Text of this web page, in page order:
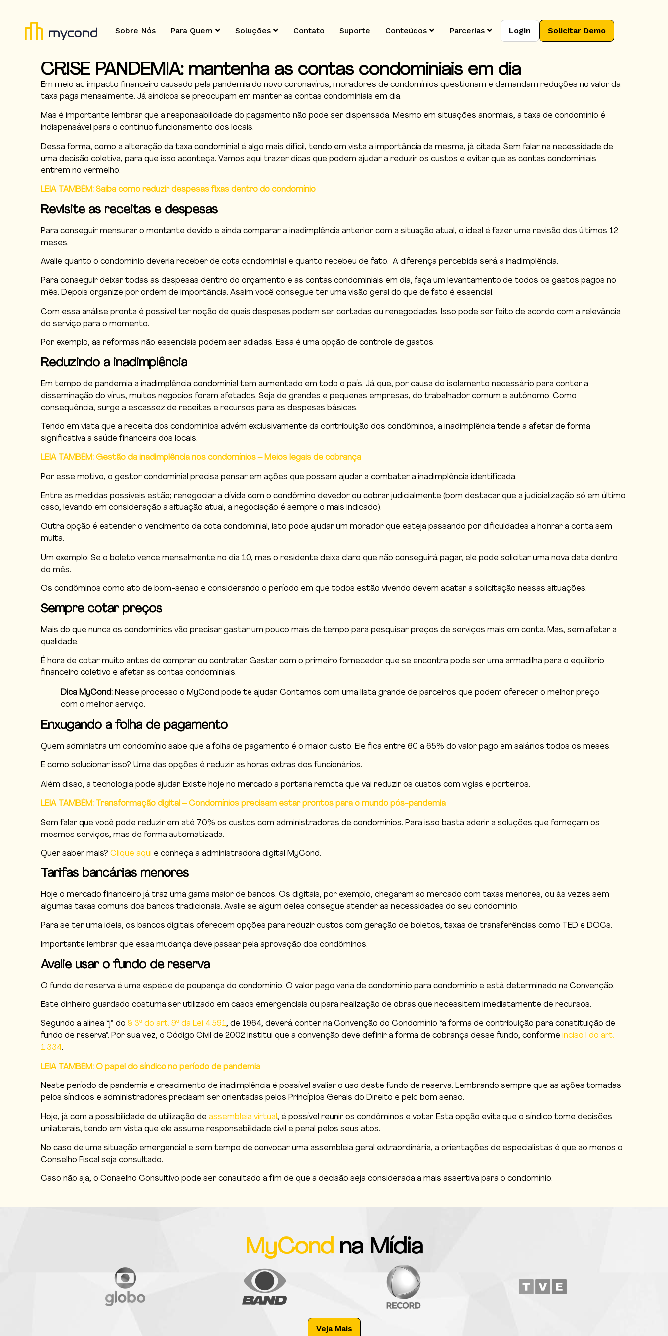
Sobre Nós Para Quem Soluções Contato Suporte Conteúdos Parcerias Login Solicitar Demo
CRISE PANDEMIA: mantenha as contas condominiais em dia
Em meio ao impacto financeiro causado pela pandemia do novo coronavírus, moradores de condomínios questionam e demandam reduções no valor da
taxa paga mensalmente. Já síndicos se preocupam em manter as contas condominiais em dia.
Mas é importante lembrar que a responsabilidade do pagamento não pode ser dispensada. Mesmo em situações anormais, a taxa de condomínio é
indispensável para o contínuo funcionamento dos locais.
Dessa forma, como a alteração da taxa condominial é algo mais difícil, tendo em vista a importância da mesma, já citada. Sem falar na necessidade de
uma decisão coletiva, para que isso aconteça. Vamos aqui trazer dicas que podem ajudar a reduzir os custos e evitar que as contas condominiais
entrem no vermelho.
LEIA TAMBÉM: Saiba como reduzir despesas fixas dentro do condomínio
Revisite as receitas e despesas
Para conseguir mensurar o montante devido e ainda comparar a inadimplência anterior com a situação atual, o ideal é fazer uma revisão dos últimos 12
meses.
Avalie quanto o condomínio deveria receber de cota condominial e quanto recebeu de fato. A diferença percebida será a inadimplência.
Para conseguir deixar todas as despesas dentro do orçamento e as contas condominiais em dia, faça um levantamento de todos os gastos pagos no
mês. Depois organize por ordem de importância. Assim você consegue ter uma visão geral do que de fato é essencial.
Com essa análise pronta é possível ter noção de quais despesas podem ser cortadas ou renegociadas. Isso pode ser feito de acordo com a relevância
do serviço para o momento.
Por exemplo, as reformas não essenciais podem ser adiadas. Essa é uma opção de controle de gastos.
Reduzindo a inadimplência
Em tempo de pandemia a inadimplência condominial tem aumentado em todo o país. Já que, por causa do isolamento necessário para conter a
disseminação do vírus, muitos negócios foram afetados. Seja de grandes e pequenas empresas, do trabalhador comum e autônomo. Como
consequência, surge a escassez de receitas e recursos para as despesas básicas.
Tendo em vista que a receita dos condomínios advém exclusivamente da contribuição dos condôminos, a inadimplência tende a afetar de forma
significativa a saúde financeira dos locais.
LEIA TAMBÉM: Gestão da inadimplência nos condomínios – Meios legais de cobrança
Por esse motivo, o gestor condominial precisa pensar em ações que possam ajudar a combater a inadimplência identificada.
Entre as medidas possíveis estão; renegociar a dívida com o condômino devedor ou cobrar judicialmente (bom destacar que a judicialização só em último
caso, levando em consideração a situação atual, a negociação é sempre o mais indicado).
Outra opção é estender o vencimento da cota condominial, isto pode ajudar um morador que esteja passando por dificuldades a honrar a conta sem
multa.
Um exemplo: Se o boleto vence mensalmente no dia 10, mas o residente deixa claro que não conseguirá pagar, ele pode solicitar uma nova data dentro
do mês.
Os condôminos como ato de bom-senso e considerando o período em que todos estão vivendo devem acatar a solicitação nessas situações.
Sempre cotar preços
Mais do que nunca os condomínios vão precisar gastar um pouco mais de tempo para pesquisar preços de serviços mais em conta. Mas, sem afetar a
qualidade.
É hora de cotar muito antes de comprar ou contratar. Gastar com o primeiro fornecedor que se encontra pode ser uma armadilha para o equilíbrio
financeiro coletivo e afetar as contas condominiais.
Dica MyCond: Nesse processo o MyCond pode te ajudar. Contamos com uma lista grande de parceiros que podem oferecer o melhor preço
com o melhor serviço.
Enxugando a folha de pagamento
Quem administra um condomínio sabe que a folha de pagamento é o maior custo. Ele fica entre 60 a 65% do valor pago em salários todos os meses.
E como solucionar isso? Uma das opções é reduzir as horas extras dos funcionários.
Além disso, a tecnologia pode ajudar. Existe hoje no mercado a portaria remota que vai reduzir os custos com vigias e porteiros.
LEIA TAMBÉM: Transformação digital – Condomínios precisam estar prontos para o mundo pós-pandemia
Sem falar que você pode reduzir em até 70% os custos com administradoras de condomínios. Para isso basta aderir a soluções que forneçam os
mesmos serviços, mas de forma automatizada.
Quer saber mais? Clique aqui e conheça a administradora digital MyCond.
Tarifas bancárias menores
Hoje o mercado financeiro já traz uma gama maior de bancos. Os digitais, por exemplo, chegaram ao mercado com taxas menores, ou às vezes sem
algumas taxas comuns dos bancos tradicionais. Avalie se algum deles consegue atender as necessidades do seu condomínio.
Para se ter uma ideia, os bancos digitais oferecem opções para reduzir custos com geração de boletos, taxas de transferências como TED e DOCs.
Importante lembrar que essa mudança deve passar pela aprovação dos condôminos.
Avalie usar o fundo de reserva
O fundo de reserva é uma espécie de poupança do condomínio. O valor pago varia de condomínio para condomínio e está determinado na Convenção.
Este dinheiro guardado costuma ser utilizado em casos emergenciais ou para realização de obras que necessitem imediatamente de recursos.
Segundo a alínea “j” do § 3º do art. 9º da Lei 4.591, de 1964, deverá conter na Convenção do Condomínio “a forma de contribuição para constituição de
fundo de reserva”. Por sua vez, o Código Civil de 2002 institui que a convenção deve definir a forma de cobrança desse fundo, conforme inciso I do art.
1.334.
LEIA TAMBÉM: O papel do síndico no período de pandemia
Neste período de pandemia e crescimento de inadimplência é possível avaliar o uso deste fundo de reserva. Lembrando sempre que as ações tomadas
pelos síndicos e administradores precisam ser orientadas pelos Princípios Gerais do Direito e pelo bom senso.
Hoje, já com a possibilidade de utilização de assembleia virtual , é possível reunir os condôminos e votar. Esta opção evita que o síndico tome decisões
unilaterais, tendo em vista que ele assume responsabilidade civil e penal pelos seus atos.
No caso de uma situação emergencial e sem tempo de convocar uma assembleia geral extraordinária, a orientações de especialistas é que ao menos o
Conselho Fiscal seja consultado.
Caso não aja, o Conselho Consultivo pode ser consultado a fim de que a decisão seja considerada a mais assertiva para o condomínio.
MyCond na Mídia
Veja Mais